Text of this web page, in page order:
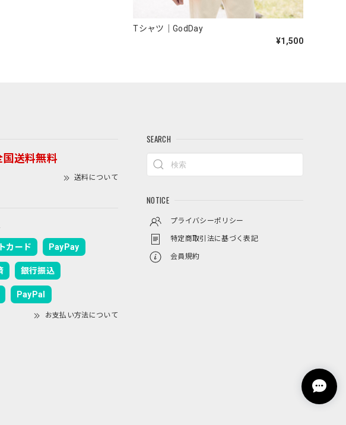
Tシャツ｜GodDay
¥1,500
国送料無料
送料について
カード PayPay
銀行振込
PayPal
お支払い方法について
SEARCH
NOTICE
プライバシーポリシー
特定商取引法に基づく表記
会員規約